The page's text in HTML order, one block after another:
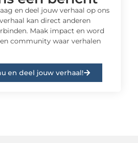
en deel jouw verhaal op ons
kan direct anderen
Maak impact en word
community waar verhalen
en deel jouw verhaal!